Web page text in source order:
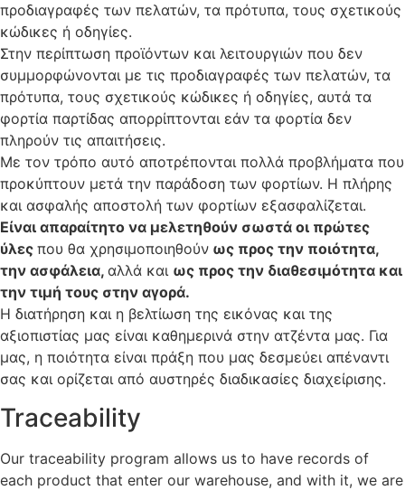
προδιαγραφές των πελατών, τα πρότυπα, τους σχετικούς
κώδικες ή οδηγίες.
Στην περίπτωση προϊόντων και λειτουργιών που δεν
συμμορφώνονται με τις προδιαγραφές των πελατών, τα
πρότυπα, τους σχετικούς κώδικες ή οδηγίες, αυτά τα
φορτία παρτίδας απορρίπτονται εάν τα φορτία δεν
πληρούν τις απαιτήσεις.
Με τον τρόπο αυτό αποτρέπονται πολλά προβλήματα που
προκύπτουν μετά την παράδοση των φορτίων. Η πλήρης
και ασφαλής αποστολή των φορτίων εξασφαλίζεται.
Είναι απαραίτητο να μελετηθούν σωστά οι πρώτες
ύλες που θα χρησιμοποιηθούν ως προς την ποιότητα,
την ασφάλεια, αλλά και ως προς την διαθεσιμότητα και
την τιμή τους στην αγορά.
Η διατήρηση και η βελτίωση της εικόνας και της
αξιοπιστίας μας είναι καθημερινά στην ατζέντα μας. Για
μας, η ποιότητα είναι πράξη που μας δεσμεύει απέναντι
σας και ορίζεται από αυστηρές διαδικασίες διαχείρισης.
Traceability
Our traceability program allows us to have records of
each product that enter our warehouse, and with it, we are